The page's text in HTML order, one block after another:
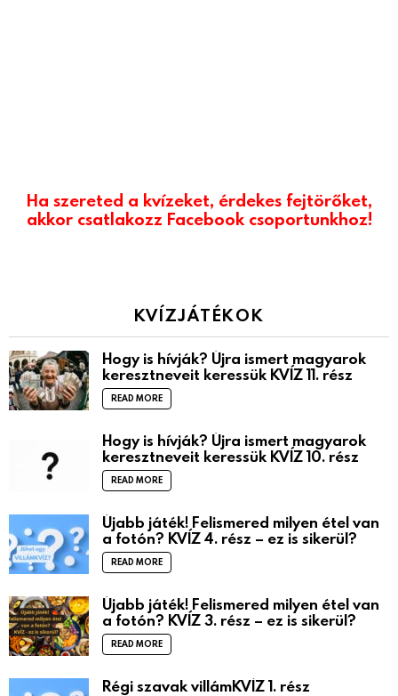
Ha szereted a kvízeket, érdekes fejtörőket,
akkor csatlakozz Facebook csoportunkhoz!
KVÍZJÁTÉKOK
Hogy is hívják? Újra ismert magyarok
keresztneveit keressük KVÍZ 11. rész
READ MORE
Hogy is hívják? Újra ismert magyarok
keresztneveit keressük KVÍZ 10. rész
READ MORE
Újabb játék! Felismered milyen étel van
a fotón? KVÍZ 4. rész – ez is sikerül?
READ MORE
Újabb játék! Felismered milyen étel van
a fotón? KVÍZ 3. rész – ez is sikerül?
READ MORE
Régi szavak villámKVÍZ 1. rész